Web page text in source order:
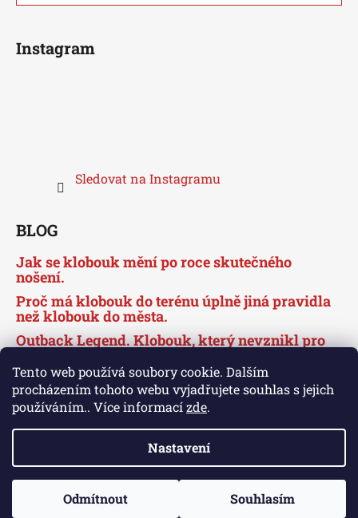
Tento web používá soubory cookie. Dalším
procházením tohoto webu vyjadřujete souhlas s jejich
používáním.. Více informacízde.
Nastavení
Odmítnout Souhlasím
Instagram
Sledovat na Instagramu
BLOG
Jak se klobouk mění po roce skutečného
nošení.
Proč má klobouk do terénu úplně jiná pravidla
než klobouk do města.
Outback Legend. Klobouk, který nevznikl pro
Značka Scippis pod křídly CarlsbadHat.cz
Vytvořil Shoptet